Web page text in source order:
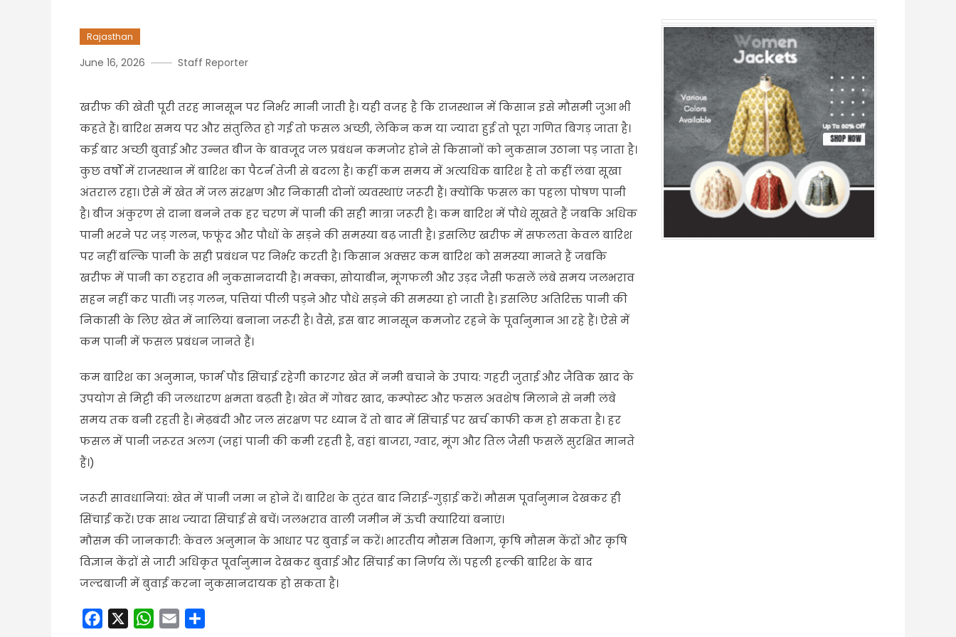
Rajasthan
June 16, 2026 Staff Reporter
खरीफ की खेती पूरी तरह मानसून पर निर्भर मानी जाती है। यही वजह है कि राजस्थान में किसान इसे मौसमी जुआ भी
कहते हैं। बारिश समय पर और संतुलित हो गई तो फसल अच्छी, लेकिन कम या ज्यादा हुई तो पूरा गणित बिगड़ जाता है।
कई बार अच्छी बुवाई और उन्नत बीज के बावजूद जल प्रबंधन कमजोर होने से किसानों को नुकसान उठाना पड़ जाता है।
कुछ वर्षों में राजस्थान में बारिश का पैटर्न तेजी से बदला है। कहीं कम समय में अत्यधिक बारिश है तो कहीं लंबा सूखा
अंतराल रहा। ऐसे में खेत में जल संरक्षण और निकासी दोनों व्यवस्थाएं जरूरी हैं। क्योंकि फसल का पहला पोषण पानी
है। बीज अंकुरण से दाना बनने तक हर चरण में पानी की सही मात्रा जरूरी है। कम बारिश में पौधे सूखते हैं जबकि अधिक
पानी भरने पर जड़ गलन, फफूंद और पौधों के सड़ने की समस्या बढ़ जाती है। इसलिए खरीफ में सफलता केवल बारिश
पर नहीं बल्कि पानी के सही प्रबंधन पर निर्भर करती है। किसान अक्सर कम बारिश को समस्या मानते हैं जबकि
खरीफ में पानी का ठहराव भी नुकसानदायी है। मक्का, सोयाबीन, मूंगफली और उड़द जैसी फसलें लंबे समय जलभराव
सहन नहीं कर पातीं। जड़ गलन, पत्तियां पीली पड़ने और पौधे सड़ने की समस्या हो जाती है। इसलिए अतिरिक्त पानी की
निकासी के लिए खेत में नालियां बनाना जरूरी है। वैसे, इस बार मानसून कमजोर रहने के पूर्वानुमान आ रहे हैं। ऐसे में
कम पानी में फसल प्रबंधन जानते हैं।
कम बारिश का अनुमान, फार्म पौंड सिंचाई रहेगी कारगर खेत में नमी बचाने के उपाय: गहरी जुताई और जैविक खाद के
उपयोग से मिट्टी की जलधारण क्षमता बढ़ती है। खेत में गोबर खाद, कम्पोस्ट और फसल अवशेष मिलाने से नमी लंबे
समय तक बनी रहती है। मेढ़बंदी और जल संरक्षण पर ध्यान दें तो बाद में सिंचाई पर खर्च काफी कम हो सकता है। हर
फसल में पानी जरूरत अलग (जहां पानी की कमी रहती है, वहां बाजरा, ग्वार, मूंग और तिल जैसी फसलें सुरक्षित मानते
हैं।)
जरूरी सावधानियां: खेत में पानी जमा न होने दें। बारिश के तुरंत बाद निराई-गुड़ाई करें। मौसम पूर्वानुमान देखकर ही
सिंचाई करें। एक साथ ज्यादा सिंचाई से बचें। जलभराव वाली जमीन में ऊंची क्यारियां बनाएं।
मौसम की जानकारी: केवल अनुमान के आधार पर बुवाई न करें। भारतीय मौसम विभाग, कृषि मौसम केंद्रों और कृषि
विज्ञान केंद्रों से जारी अधिकृत पूर्वानुमान देखकर बुवाई और सिंचाई का निर्णय लें। पहली हल्की बारिश के बाद
जल्दबाजी में बुवाई करना नुकसानदायक हो सकता है।
Facebook WhatsApp
Email